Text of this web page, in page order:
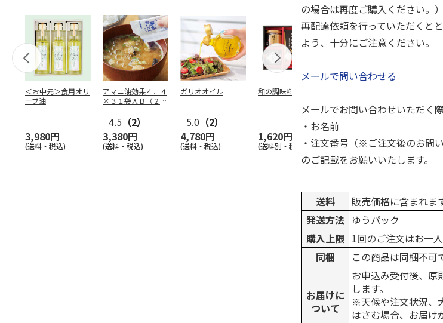
＜お中元＞食用オリ
ーブ油
3,980円
(送料・税込)
アマニ油効果４．４
×３１袋入Ｂ（２
4.5 （2）
3,380円
(送料・税込)
ガリオオイル
5.0 （2）
4,780円
(送料・税込)
和の調味料詰合せ
1,620円
(送料別・税込)
4,300円
(送料・税込)
ルギフト
3,680円
(送料・
の場合は再度ご購入ください。
再配達依頼を行っていただくと
よう、十分にご注意ください。
メールで問い合わせる
メールでお問い合わせいただく
・お名前
・注文番号（※ご注文後のお問
のご記載をお願いいたします。
送料
販売価格に含まれま
発送方法 ゆうパック
購入上限 1回のご注文はお一
同梱
この商品は同梱不可
お届けに
ついて
お申込み受付後、原
します。
※天候や注文状況、
はさむ場合、お届け